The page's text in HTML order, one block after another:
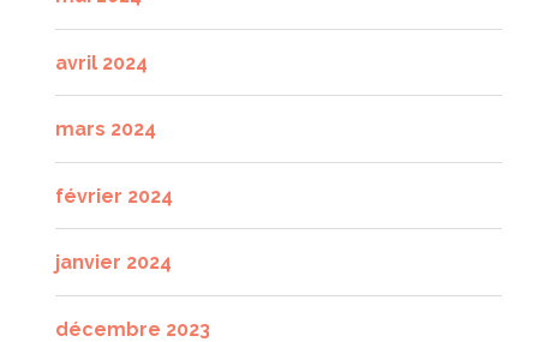
avril 2024
mars 2024
février 2024
janvier 2024
décembre 2023